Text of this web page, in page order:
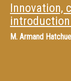
Innovation,
M. Armand